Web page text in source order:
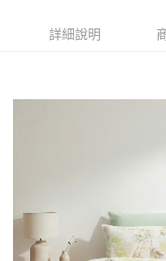
運送方式
詳細說明